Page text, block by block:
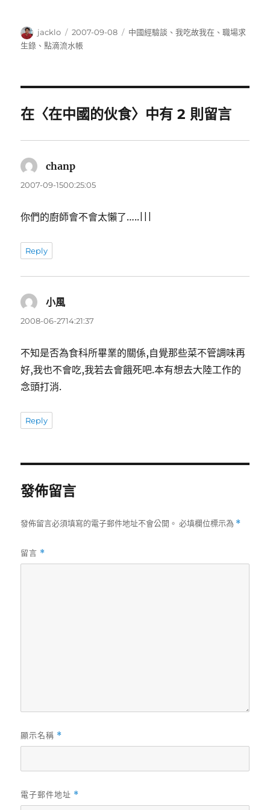
作
者
jacklo
發
佈
2007-09-08
分
中國經驗談 、我吃故我在 、職場求
生錄 、點滴流水帳
在〈在中國的伙食〉中有 2 則留言
chanp
示:
2007-09-1500:25:05
你們的廚師會不會太懶了…..|||
Reply
小風
示:
2008-06-2714:21:37
不知是否為食科所畢業的關係,自覺那些菜不管調味再
好,我也不會吃,我若去會餓死吧.本有想去大陸工作的
念頭打消.
Reply
發佈留言
發佈留言必須填寫的電子郵件地址不會公開。 必填欄位標示為 *
留言 *
顯示名稱 *
電子郵件地址 *